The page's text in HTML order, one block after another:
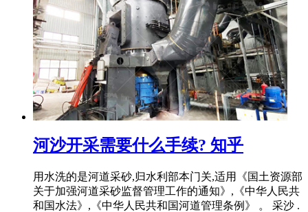
河沙开采需要什么手续? 知乎
用水洗的是河道采砂,归水利部本门关,适用《国土资源部
关于加强河道采砂监督管理工作的通知》,《中华人民共
和国水法》,《中华人民共和国河道管理条例》 。 采沙 .